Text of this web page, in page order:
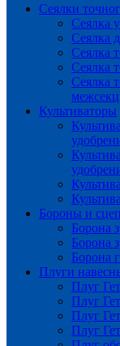
Сеялки
Сеялка
Сеялка
Сеялка
Сеялка
Сеялка
Культиваторы
Бороны и
Борона
Борона
Борона
Плуги
Плуг
Плуг
Плуг
Плуг